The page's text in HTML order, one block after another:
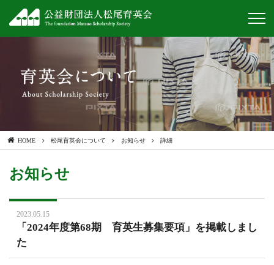
HOME 松尾育英会について お知らせ 詳細
お知らせ
2023.05.15
「2024年度第68期 育英生募集要項」を掲載しまし
た